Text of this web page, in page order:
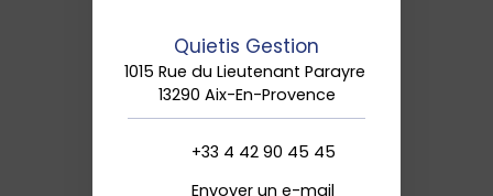
Quietis Gestion
1015 Rue du Lieutenant Parayre
13290 Aix-En-Provence
+33 4 42 90 45 45
Envoyer un e-mail